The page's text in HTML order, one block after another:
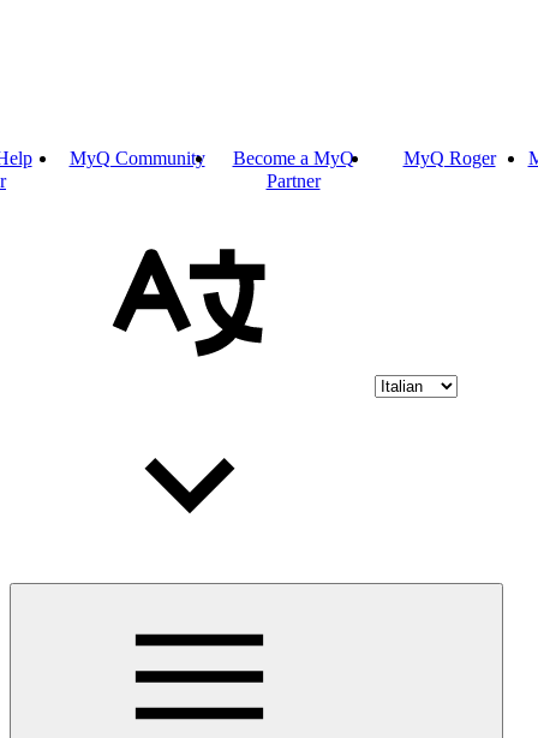
MyQ Community
Become a MyQ
Partner
MyQ Roger